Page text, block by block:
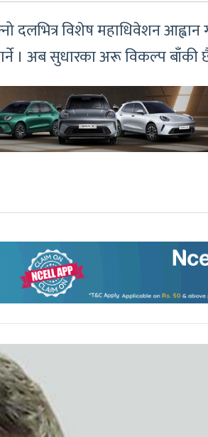
विशेष महाधिवेशन आह्वान
। अब सुधारका अरू विकल्प बाँकी